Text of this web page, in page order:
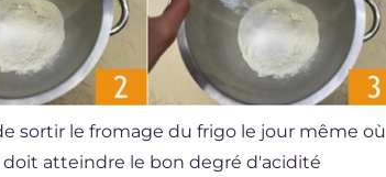
sortir le fromage du frigo le jour même où
atteindre le bon degré d'acidité